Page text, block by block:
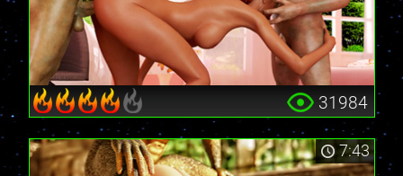
31984
7:43